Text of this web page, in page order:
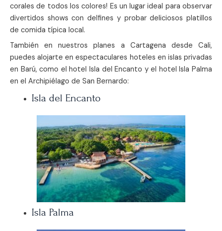
corales de todos los colores! Es un lugar ideal para observar
divertidos shows con delfines y probar deliciosos platillos
de comida típica local.
También en nuestros planes a Cartagena desde Cali,
puedes alojarte en espectaculares hoteles en islas privadas
en Barú, como el hotel Isla del Encanto y el hotel Isla Palma
en el Archipiélago de San Bernardo:
Isla del Encanto
Isla Palma